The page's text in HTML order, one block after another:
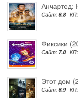
Анчартед:
Сайт: 6.8 КП:
Фиксики
Сайт: 7.8 КП:
Этот дом
Сайт: 6.9 КП: